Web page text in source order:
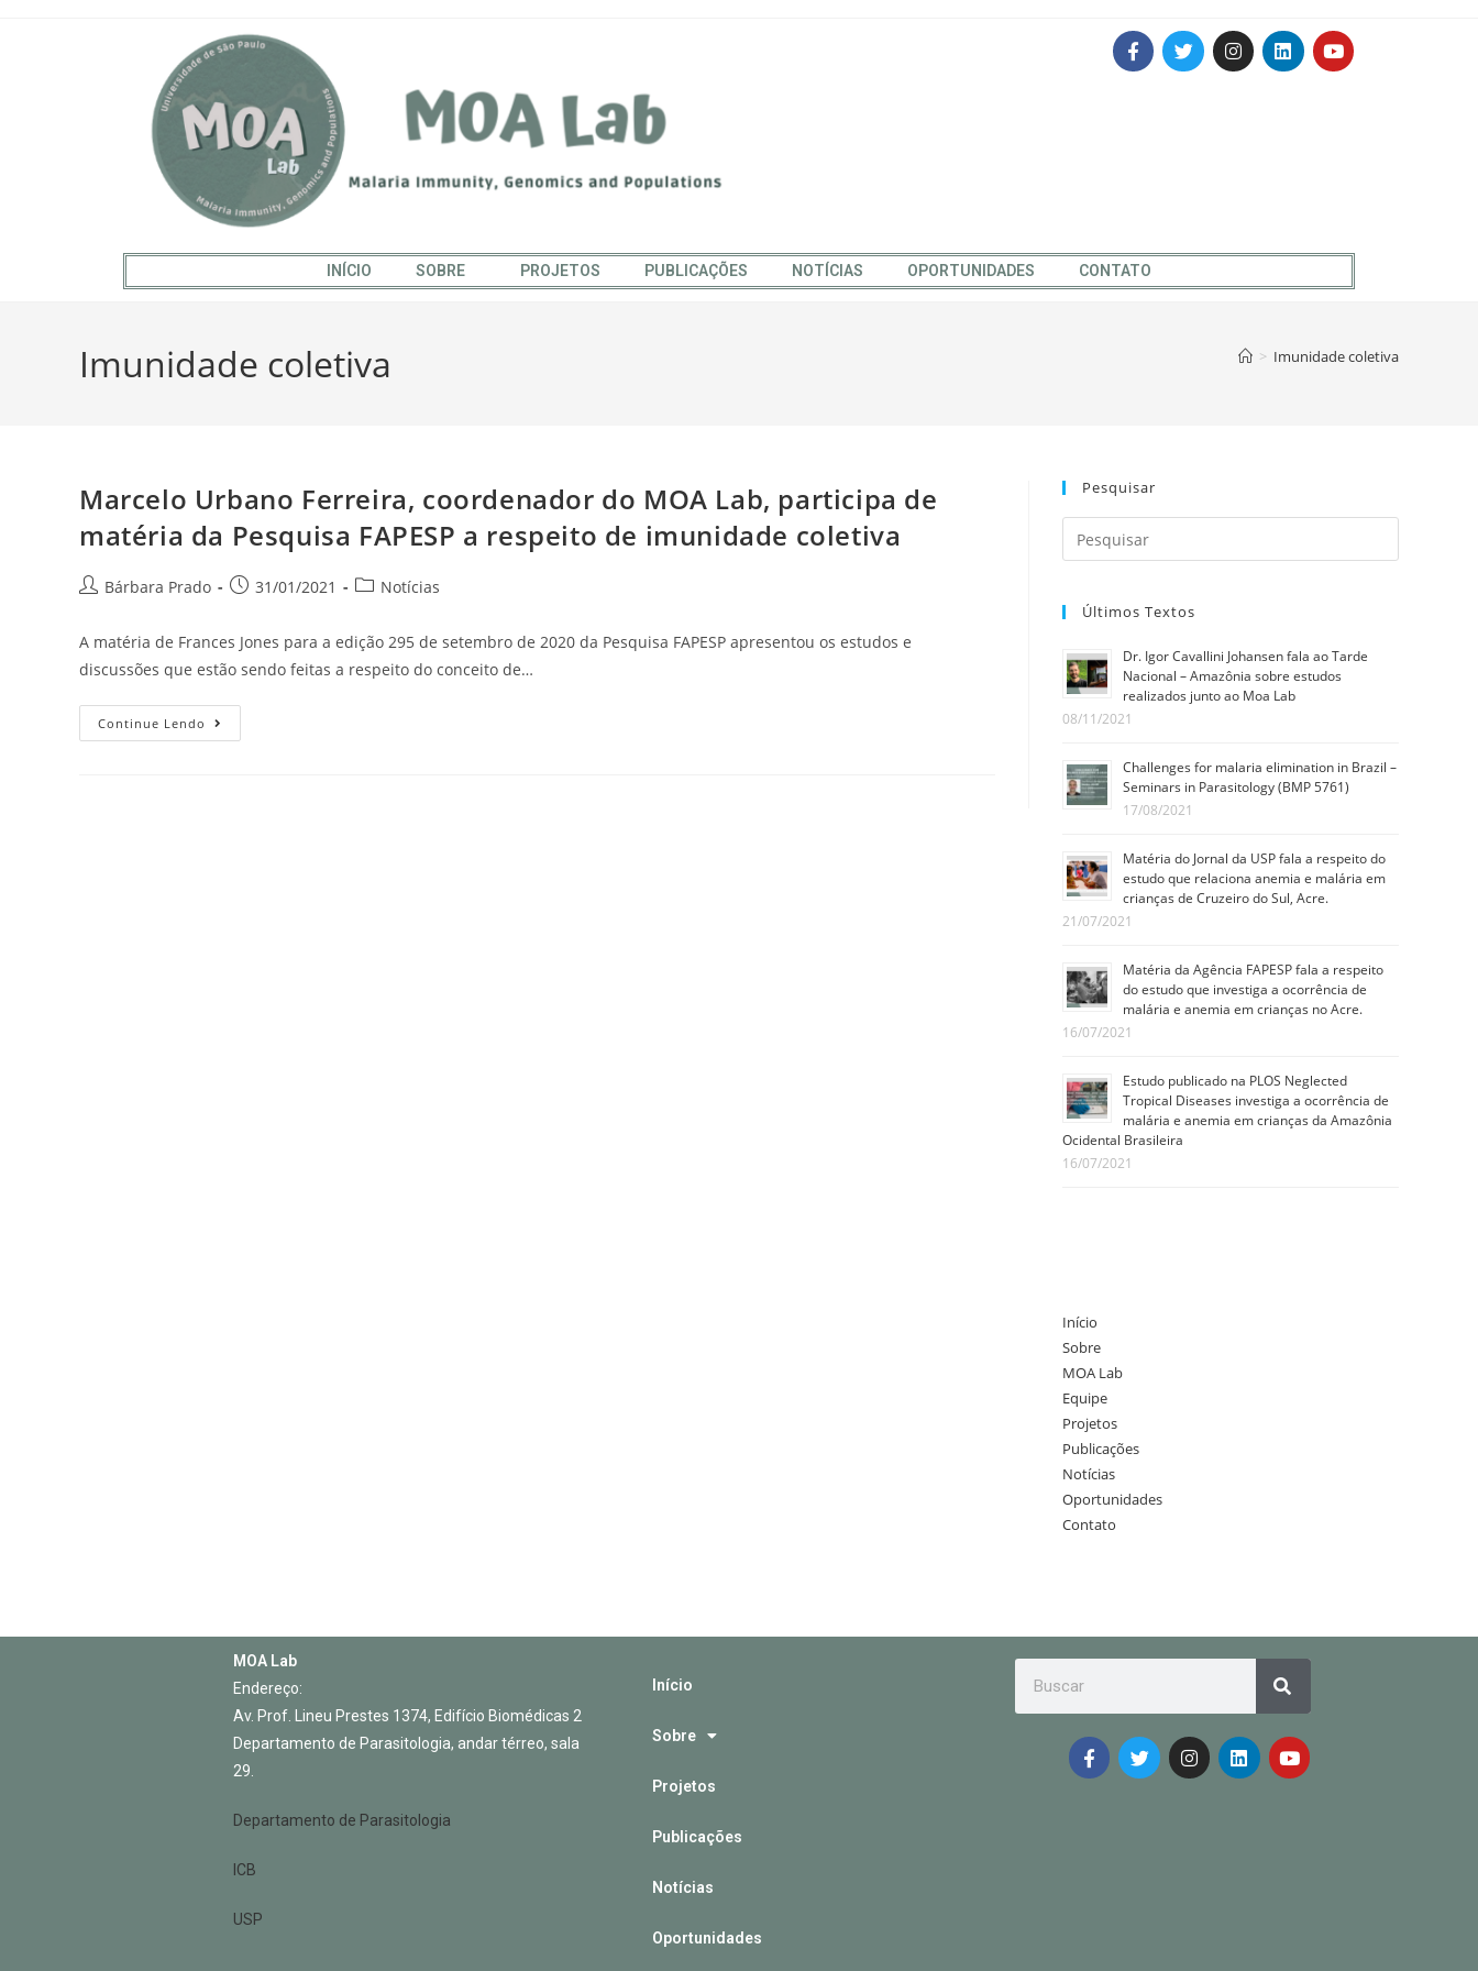
INÍCIO SOBRE PROJETOS PUBLICAÇÕES NOTÍCIAS OPORTUNIDADES CONTATO
Imunidade coletiva > Imunidade coletiva
Marcelo Urbano Ferreira, coordenador do MOA Lab, participa de
matéria da Pesquisa FAPESP a respeito de imunidade coletiva
Bárbara Prado 31/01/2021 Notícias
A matéria de Frances Jones para a edição 295 de setembro de 2020 da Pesquisa FAPESP apresentou os estudos e
discussões que estão sendo feitas a respeito do conceito de…
Continue Lendo
Pesquisar
Últimos Textos
Dr. Igor Cavallini Johansen fala ao Tarde
Nacional – Amazônia sobre estudos
realizados junto ao Moa Lab
08/11/2021
Challenges for malaria elimination in Brazil –
Seminars in Parasitology (BMP 5761)
17/08/2021
Matéria do Jornal da USP fala a respeito do
estudo que relaciona anemia e malária em
crianças de Cruzeiro do Sul, Acre.
21/07/2021
Matéria da Agência FAPESP fala a respeito
do estudo que investiga a ocorrência de
malária e anemia em crianças no Acre.
16/07/2021
Estudo publicado na PLOS Neglected
Tropical Diseases investiga a ocorrência de
malária e anemia em crianças da Amazônia
Ocidental Brasileira
16/07/2021
Início
Sobre
MOA Lab
Equipe
Projetos
Publicações
Notícias
Oportunidades
Contato
MOA Lab
Endereço:
Av. Prof. Lineu Prestes 1374, Edifício Biomédicas 2
Departamento de Parasitologia, andar térreo, sala
29.
Departamento de Parasitologia
ICB
USP
Início
Sobre
Projetos
Publicações
Notícias
Oportunidades